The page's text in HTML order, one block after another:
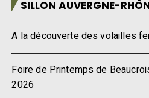
SILLON AUVERGNE-
A la découverte des volailles
Foire de Printemps de
2026